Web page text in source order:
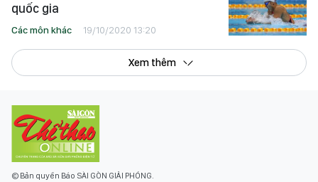
quốc gia
Các môn khác 19/10/2020 13:20
Xem thêm
© Bản quyền Báo SÀI GÒN GIẢI PHÓNG.